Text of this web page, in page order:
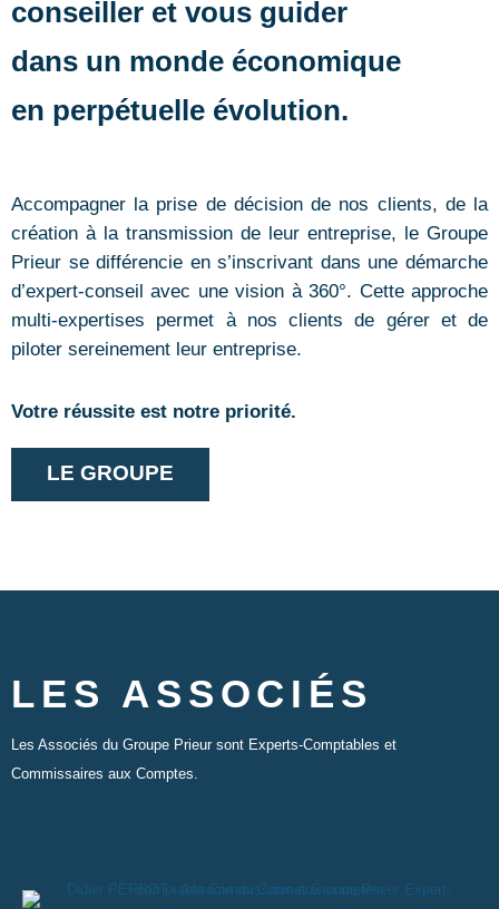
conseiller et vous guider
dans un monde économique
en perpétuelle évolution.
Accompagner la prise de décision de nos clients, de la
création à la transmission de leur entreprise, le Groupe
Prieur se différencie en s’inscrivant dans une démarche
d’expert-conseil avec une vision à 360°. Cette approche
multi-expertises permet à nos clients de gérer et de
piloter sereinement leur entreprise.
Votre réussite est notre priorité.
LE GROUPE
LES ASSOCIÉS
Les Associés du Groupe Prieur sont Experts-Comptables et
Commissaires aux Comptes.